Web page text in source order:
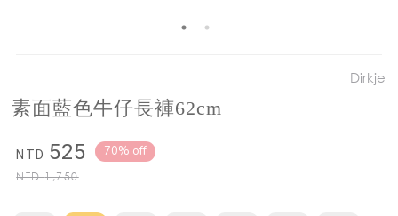
Dirkje
素面藍色牛仔長褲62cm
NTD 525
NTD1,750
70% off